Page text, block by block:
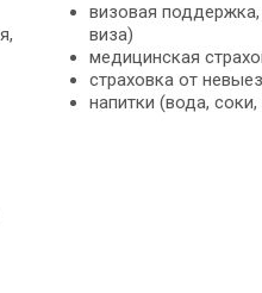
визовая поддержка,
виза)
медицинская
страховка от
напитки (вода,